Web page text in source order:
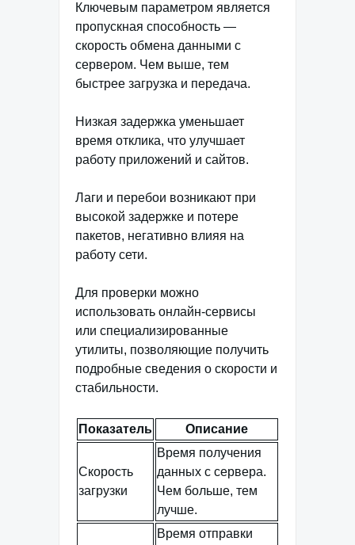
Ключевым параметром является
пропускная способность —
скорость обмена данными с
сервером. Чем выше, тем
быстрее загрузка и передача.
Низкая задержка уменьшает
время отклика, что улучшает
работу приложений и сайтов.
Лаги и перебои возникают при
высокой задержке и потере
пакетов, негативно влияя на
работу сети.
Для проверки можно
использовать онлайн-сервисы
или специализированные
утилиты, позволяющие получить
подробные сведения о скорости и
стабильности.
Показатель Описание
Скорость
загрузки
Время получения
данных с сервера.
Чем больше, тем
лучше.
Время отправки